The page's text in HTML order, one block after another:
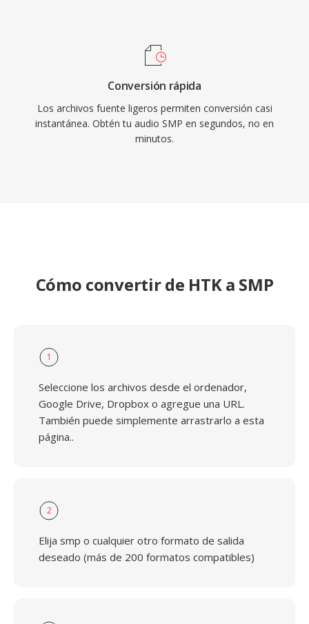
Conversión rápida
Los archivos fuente ligeros permiten conversión casi
instantánea. Obtén tu audio SMP en segundos, no en
minutos.
Cómo convertir de HTK a SMP
1
Seleccione los archivos desde el ordenador,
Google Drive, Dropbox o agregue una URL.
También puede simplemente arrastrarlo a esta
página..
2
Elija smp o cualquier otro formato de salida
deseado (más de 200 formatos compatibles)